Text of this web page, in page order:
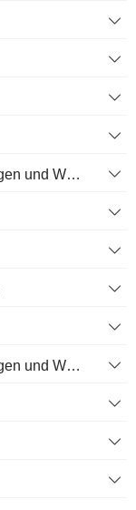
Geschäftssegmente - Abschreibungen und Wertminderungen
Geschäftssegmente - Abschreibungen und Wertminderungen